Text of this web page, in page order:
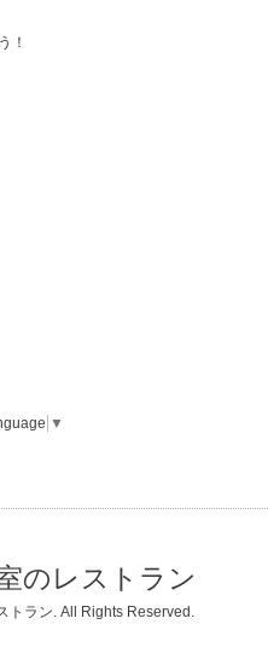
！
▼
のレストラン
トラン. All Rights Reserved.